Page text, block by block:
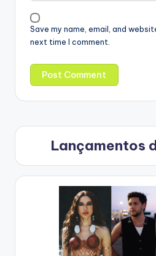
Save my name, email, and
next time I comment.
Lançamentos